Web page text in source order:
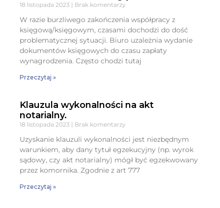
18 listopada 2023 Brak komentarzy
W razie burzliwego zakończenia współpracy z
księgową/księgowym, czasami dochodzi do dość
problematycznej sytuacji. Biuro uzależnia wydanie
dokumentów księgowych do czasu zapłaty
wynagrodzenia. Często chodzi tutaj
Przeczytaj »
Klauzula wykonalności na akt
notarialny.
18 listopada 2023 Brak komentarzy
Uzyskanie klauzuli wykonalności jest niezbędnym
warunkiem, aby dany tytuł egzekucyjny (np. wyrok
sądowy, czy akt notarialny) mógł być egzekwowany
przez komornika. Zgodnie z art 777
Przeczytaj »